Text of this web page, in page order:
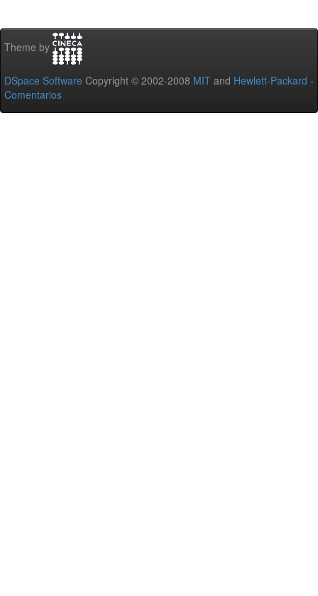
Theme by
DSpace Software Copyright © 2002-2008 MIT and Hewlett-Packard -
Comentarios